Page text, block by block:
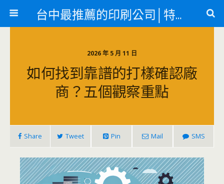
台中最推薦的印刷公司│特殊印刷各類轉印
2026 年 5 月 11 日
如何找到靠譜的打樣確認廠
商？五個觀察重點
Share Tweet Pin Mail SMS